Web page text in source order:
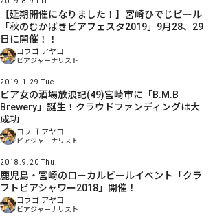
【延期開催になりました！】宮崎ひでじビール
「秋のむかばきビアフェスタ2019」9月28、29
日に開催！！
コウゴ アヤコ
ビアジャーナリスト
2019.1.29 Tue.
ビア女の酒場放浪記(49)宮崎市に「B.M.B
Brewery」誕生！クラウドファンディングは大
成功
コウゴ アヤコ
ビアジャーナリスト
2018.9.20 Thu.
鹿児島・宮崎のローカルビールイベント「クラ
フトビアシャワー2018」開催！
コウゴ アヤコ
ビアジャーナリスト